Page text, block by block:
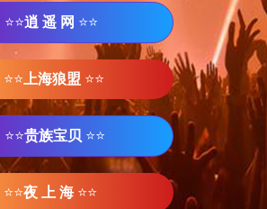
⭐⭐逍 遥 网 ⭐⭐
⭐⭐ 上海狼盟 ⭐⭐
⭐⭐贵族宝贝 ⭐⭐
⭐⭐夜 上 海 ⭐⭐